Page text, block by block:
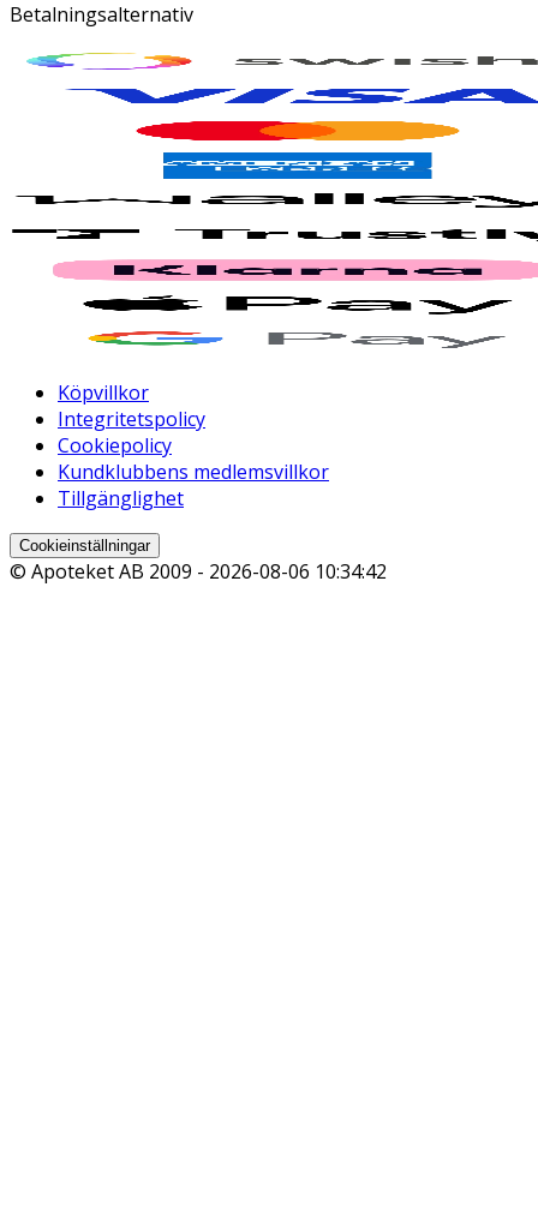
Betalningsalternativ
Köpvillkor
Integritetspolicy
Cookiepolicy
Kundklubbens medlemsvillkor
Tillgänglighet
Cookieinställningar
© Apoteket AB 2009 - 2026-08-06 10:34:42